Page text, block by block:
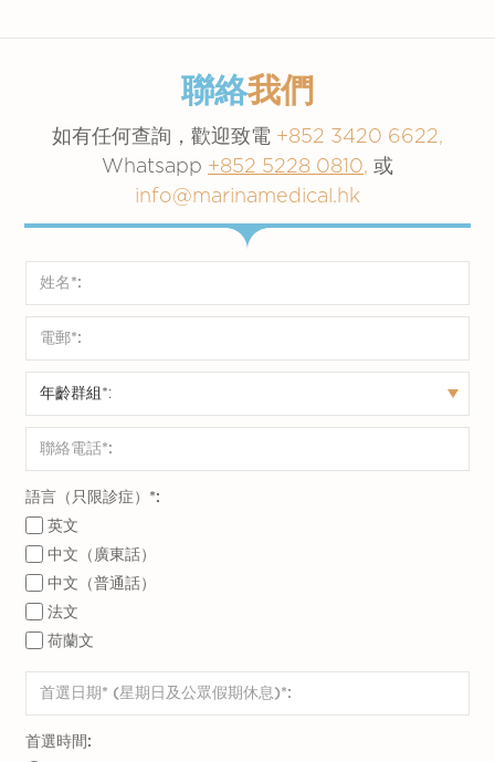
聯絡我們
如有任何查詢，歡迎致電 +852 3420 6622,
Whatsapp +852 5228 0810, 或
info@marinamedical.hk
語言（只限診症）*:
英文
中文（廣東話）
中文（普通話）
法文
荷蘭文
首選時間: